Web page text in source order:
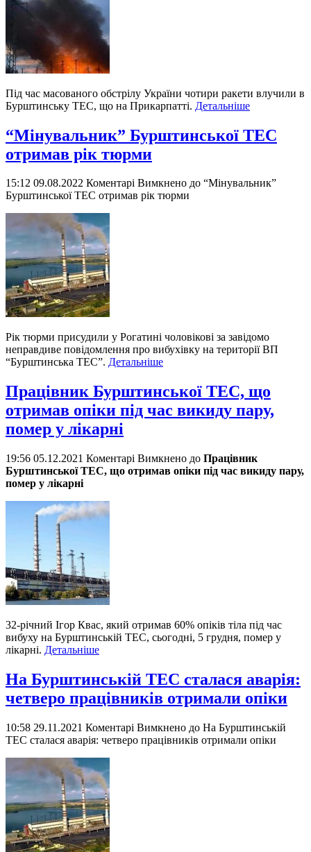
Під час масованого обстрілу України чотири ракети влучили в
Бурштинську ТЕС, що на Прикарпатті. Детальніше
“Мінувальник” Бурштинської ТЕС
отримав рік тюрми
15:12 09.08.2022 Коментарі Вимкнено до “Мінувальник”
Бурштинської ТЕС отримав рік тюрми
Рік тюрми присудили у Рогатині чоловікові за завідомо
неправдиве повідомлення про вибухівку на території ВП
“Бурштинська ТЕС”. Детальніше
Працівник Бурштинської ТЕС, що
отримав опіки під час викиду пару,
помер у лікарні
19:56 05.12.2021 Коментарі Вимкнено до Працівник
Бурштинської ТЕС, що отримав опіки під час викиду пару,
помер у лікарні
32-річний Ігор Квас, який отримав 60% опіків тіла під час
вибуху на Бурштинській ТЕС, сьогодні, 5 грудня, помер у
лікарні. Детальніше
На Бурштинській ТЕС сталася аварія:
четверо працівників отримали опіки
10:58 29.11.2021 Коментарі Вимкнено до На Бурштинській
ТЕС сталася аварія: четверо працівників отримали опіки